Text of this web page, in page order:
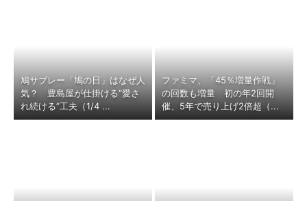
鳩サブレー「鳩の日」はなぜ人
気？ 豊島屋が仕掛ける“愛さ
れ続ける”工夫（1/4 ...
ファミマ、「45％増量作戦」
の回数も増量 初の年2回開
催、5年で売り上げ2倍超（...